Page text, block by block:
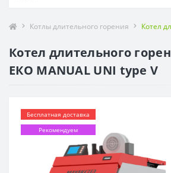
Котлы длительного горения Котел
Котел длительного
ЕКО MANUAL UNI type V
Бесплатная доставка
Рекомендуем